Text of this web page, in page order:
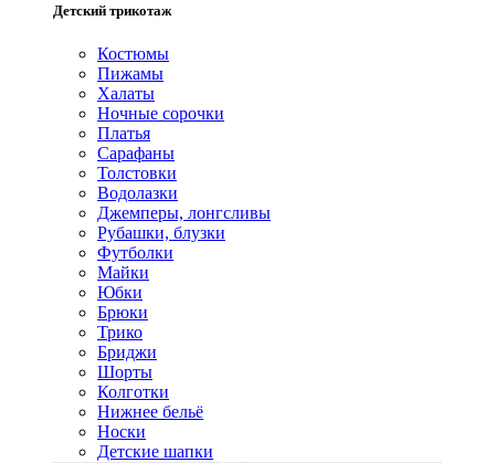
Детский трикотаж
Костюмы
Пижамы
Халаты
Ночные сорочки
Платья
Сарафаны
Толстовки
Водолазки
Джемперы, лонгсливы
Рубашки, блузки
Футболки
Майки
Юбки
Брюки
Трико
Бриджи
Шорты
Колготки
Нижнее бельё
Носки
Детские шапки